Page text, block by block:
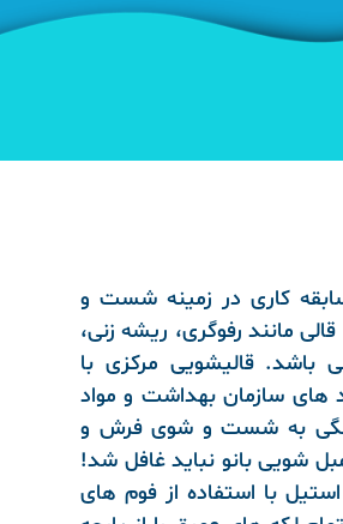
با بیش از 15 سال سابقه کاری در زمینه شست و
مانند رفوگری، ریشه زنی،
قالیشویی مرکزی با
های سازمان بهداشت و مواد
به شست و شوی فرش و
شویی بانو نباید غافل شد!
با استفاده از فوم های